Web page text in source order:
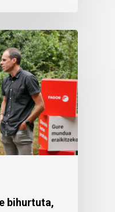
bihurtuta,